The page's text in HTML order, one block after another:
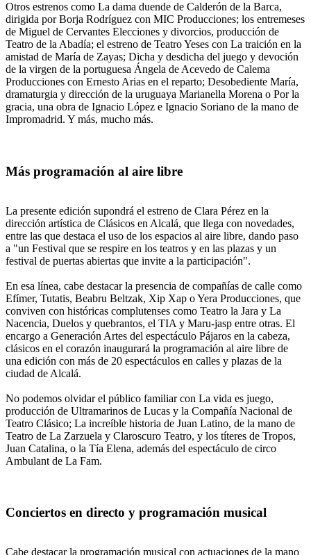
Otros estrenos como La dama duende de Calderón de la Barca,
dirigida por Borja Rodríguez con MIC Producciones; los entremeses
de Miguel de Cervantes Elecciones y divorcios, producción de
Teatro de la Abadía; el estreno de Teatro Yeses con La traición en la
amistad de María de Zayas; Dicha y desdicha del juego y devoción
de la virgen de la portuguesa Ángela de Acevedo de Calema
Producciones con Ernesto Arias en el reparto; Desobediente María,
dramaturgia y dirección de la uruguaya Marianella Morena o Por la
gracia, una obra de Ignacio López e Ignacio Soriano de la mano de
Impromadrid. Y más, mucho más.
Más programación al aire libre
La presente edición supondrá el estreno de Clara Pérez en la
dirección artística de Clásicos en Alcalá, que llega con novedades,
entre las que destaca el uso de los espacios al aire libre, dando paso
a "un Festival que se respire en los teatros y en las plazas y un
festival de puertas abiertas que invite a la participación".
En esa línea, cabe destacar la presencia de compañías de calle como
Efímer, Tutatis, Beabru Beltzak, Xip Xap o Yera Producciones, que
conviven con históricas complutenses como Teatro la Jara y La
Nacencia, Duelos y quebrantos, el TIA y Maru-jasp entre otras. El
encargo a Generación Artes del espectáculo Pájaros en la cabeza,
clásicos en el corazón inaugurará la programación al aire libre de
una edición con más de 20 espectáculos en calles y plazas de la
ciudad de Alcalá.
No podemos olvidar el público familiar con La vida es juego,
producción de Ultramarinos de Lucas y la Compañía Nacional de
Teatro Clásico; La increíble historia de Juan Latino, de la mano de
Teatro de La Zarzuela y Claroscuro Teatro, y los títeres de Tropos,
Juan Catalina, o la Tía Elena, además del espectáculo de circo
Ambulant de La Fam.
Conciertos en directo y programación musical
Cabe destacar la programación musical con actuaciones de la mano